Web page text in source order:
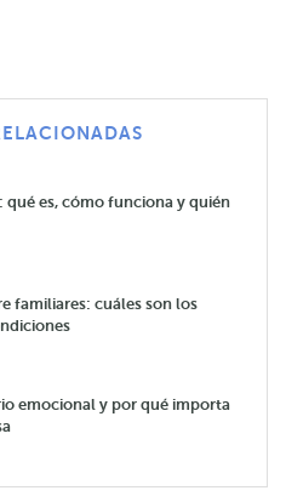
qué es, cómo funciona y quién
familiares: cuáles son los
emocional y por qué importa